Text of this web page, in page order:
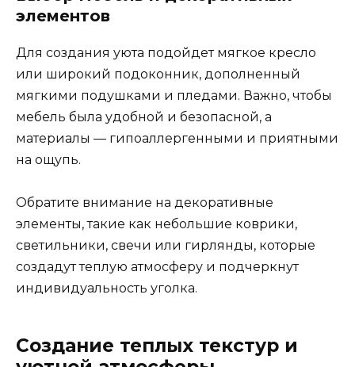
элементов
Для создания уюта подойдет мягкое кресло
или широкий подоконник, дополненный
мягкими подушками и пледами. Важно, чтобы
мебель была удобной и безопасной, а
материалы — гипоаллергенными и приятными
на ощупь.
Обратите внимание на декоративные
элементы, такие как небольшие коврики,
светильники, свечи или гирлянды, которые
создадут теплую атмосферу и подчеркнут
индивидуальность уголка.
Создание теплых текстур и